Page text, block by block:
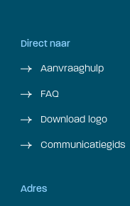
Direct naar
Aanvraaghulp
FAQ
Download logo
Communicatiegids
Adres